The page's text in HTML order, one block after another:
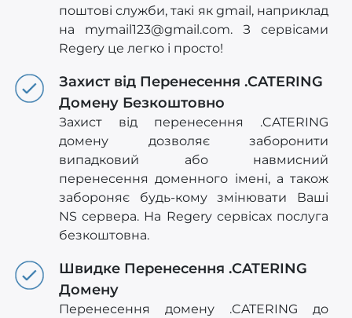
поштові служби, такі як gmail, наприклад
на mymail123@gmail.com. З сервісами
Regery це легко і просто!
Захист від Перенесення .CATERING
Домену Безкоштовно
Захист від перенесення .CATERING
домену дозволяє заборонити
випадковий або навмисний
перенесення доменного імені, а також
забороняє будь-кому змінювати Ваші
NS сервера. На Regery сервісах послуга
безкоштовна.
Швидке Перенесення .CATERING
Домену
Перенесення домену .CATERING до